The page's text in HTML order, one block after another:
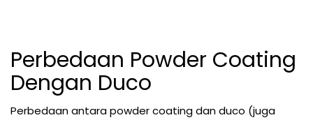
Perbedaan Powder Coating
Dengan Duco
Perbedaan antara powder coating dan duco (juga